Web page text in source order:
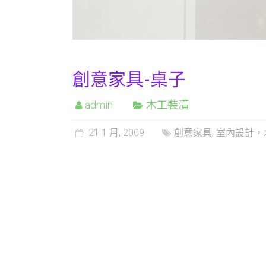
創意家具-桌子
admin 木工裝潢
21 1 月, 2009 創意家具, 室內設計